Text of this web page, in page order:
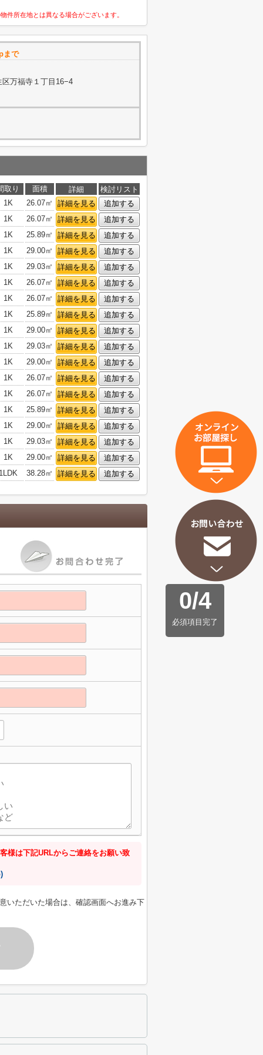
件所在地とは異なる場合がございます。
まで
万福寺１丁目16−4
取り 面積 詳細
検討リスト
1K
26.07㎡ 詳細を見る
追加する
1K
26.07㎡ 詳細を見る
追加する
1K
25.89㎡ 詳細を見る
追加する
1K
29.00㎡ 詳細を見る
追加する
1K
29.03㎡ 詳細を見る
追加する
1K
26.07㎡ 詳細を見る
追加する
1K
26.07㎡ 詳細を見る
追加する
1K
25.89㎡ 詳細を見る
追加する
1K
29.00㎡ 詳細を見る
追加する
1K
29.03㎡ 詳細を見る
追加する
1K
29.00㎡ 詳細を見る
追加する
1K
26.07㎡ 詳細を見る
追加する
1K
26.07㎡ 詳細を見る
追加する
1K
25.89㎡ 詳細を見る
追加する
1K
29.00㎡ 詳細を見る
追加する
1K
29.03㎡ 詳細を見る
追加する
1K
29.00㎡ 詳細を見る
追加する
38.28㎡ 詳細を見る 追加する
0/4
必須項目完了
様は下記URLからご連絡をお願い致
いただいた場合は、確認画面へお進み下